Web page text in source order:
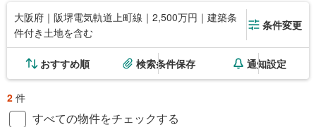
大阪府｜阪堺電気軌道上町線｜2,500万円｜建築条
件付き土地を含む
条件変更
おすすめ順 検索条件保存 通知設定
2 件
すべての物件をチェックする